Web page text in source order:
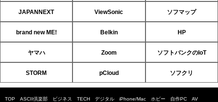
JAPANNEXT ViewSonic ソフマップ
brand new ME! Belkin HP
ヤマハ Zoom ソフトバンクのIoT
STORM pCloud ソフクリ
TOP ASCII倶楽部 ビジネス TECH デジタル iPhone/Mac ホビー 自作PC AV